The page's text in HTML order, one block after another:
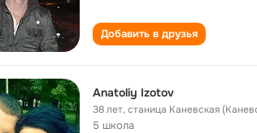
Добавить в друзья
Anatoliy Izotov
38 лет,станица Каневская
5 школа